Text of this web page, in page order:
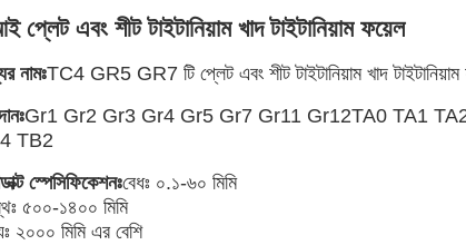
প্লেট এবং শীট টাইটানিয়াম খাদ টাইটানিয়াম ফয়েল
নামঃTC4 GR5 GR7 টি প্লেট এবং শীট টাইটানিয়াম খাদ টাইটানিয়াম
Gr1 Gr2 Gr3 Gr4 Gr5 Gr7 Gr11 Gr12TA0 TA1
TB2
স্পেসিফিকেশনঃবেধঃ ০.১-৬০ মিমি
৫০০-১৪০০ মিমি
২০০০ মিমি এর বেশি